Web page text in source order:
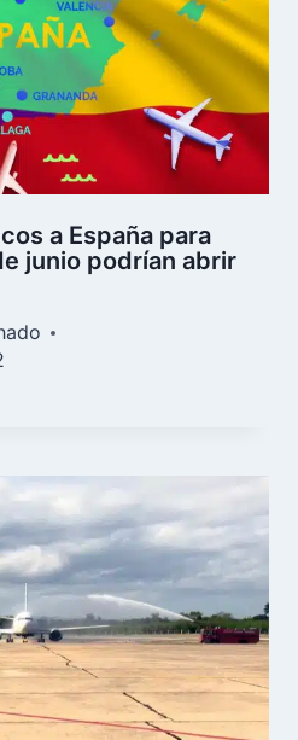
a España para
junio podrían abrir